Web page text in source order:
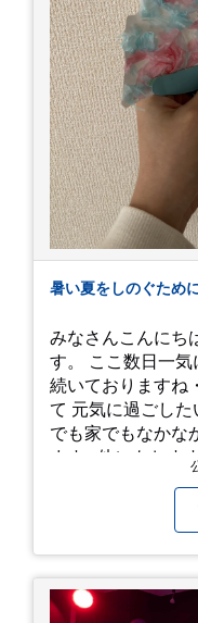
暑い夏をしのぐため
みなさんこんにち
す。 ここ数日一気に気温が上がり 蒸し暑い日が
続いておりますね・・・ 健康第一で水
て 元気に過ごしたいですね
でも家でもなかな
ます♪ 他にもおすすめの過ごし方があったら ぜひ